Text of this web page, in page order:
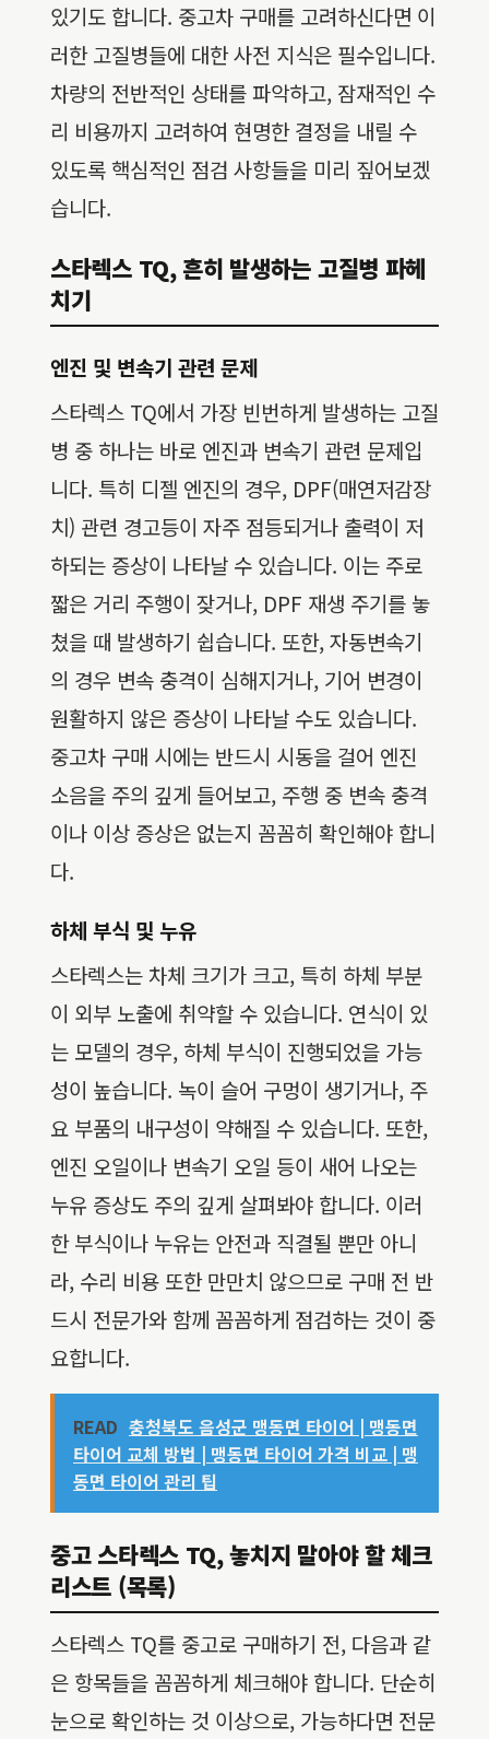
있기도 합니다. 중고차 구매를 고려하신다면 이
러한 고질병들에 대한 사전 지식은 필수입니다.
차량의 전반적인 상태를 파악하고, 잠재적인 수
리 비용까지 고려하여 현명한 결정을 내릴 수
있도록 핵심적인 점검 사항들을 미리 짚어보겠
습니다.
스타렉스 TQ, 흔히 발생하는 고질병 파헤
치기
엔진 및 변속기 관련 문제
스타렉스 TQ에서 가장 빈번하게 발생하는 고질
병 중 하나는 바로 엔진과 변속기 관련 문제입
니다. 특히 디젤 엔진의 경우, DPF(매연저감장
치) 관련 경고등이 자주 점등되거나 출력이 저
하되는 증상이 나타날 수 있습니다. 이는 주로
짧은 거리 주행이 잦거나, DPF 재생 주기를 놓
쳤을 때 발생하기 쉽습니다. 또한, 자동변속기
의 경우 변속 충격이 심해지거나, 기어 변경이
원활하지 않은 증상이 나타날 수도 있습니다.
중고차 구매 시에는 반드시 시동을 걸어 엔진
소음을 주의 깊게 들어보고, 주행 중 변속 충격
이나 이상 증상은 없는지 꼼꼼히 확인해야 합니
다.
하체 부식 및 누유
스타렉스는 차체 크기가 크고, 특히 하체 부분
이 외부 노출에 취약할 수 있습니다. 연식이 있
는 모델의 경우, 하체 부식이 진행되었을 가능
성이 높습니다. 녹이 슬어 구멍이 생기거나, 주
요 부품의 내구성이 약해질 수 있습니다. 또한,
엔진 오일이나 변속기 오일 등이 새어 나오는
누유 증상도 주의 깊게 살펴봐야 합니다. 이러
한 부식이나 누유는 안전과 직결될 뿐만 아니
라, 수리 비용 또한 만만치 않으므로 구매 전 반
드시 전문가와 함께 꼼꼼하게 점검하는 것이 중
요합니다.
READ 충청북도 음성군 맹동면 타이어 | 맹동면
타이어 교체 방법 | 맹동면 타이어 가격 비교 | 맹
동면 타이어 관리 팁
중고 스타렉스 TQ, 놓치지 말아야 할 체크
리스트 (목록)
스타렉스 TQ를 중고로 구매하기 전, 다음과 같
은 항목들을 꼼꼼하게 체크해야 합니다. 단순히
눈으로 확인하는 것 이상으로, 가능하다면 전문